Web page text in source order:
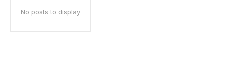
No posts to display